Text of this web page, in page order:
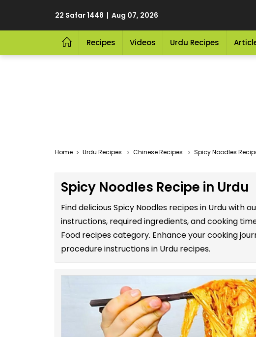
22 Safar 1448 | Aug 07, 2026
Recipes Videos Urdu Recipes
Home Urdu Recipes Chinese Recipes Spicy Noodles
Spicy Noodles Recipe in Urdu
Find delicious Spicy Noodles recipes in Urdu
instructions, required ingredients, and cooking
Food recipes category. Enhance your cooking
procedure instructions in Urdu recipes.